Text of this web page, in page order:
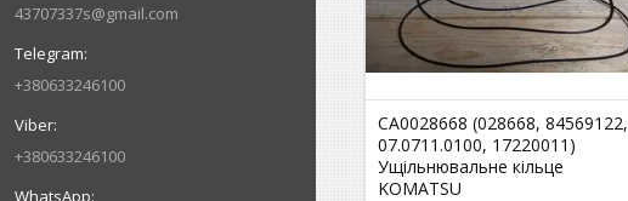
43707337s@gmail.com
+380633246100
+380633246100
CA0028668 (028668, 84569122,
07.0711.0100, 17220011)
Ущільнювальне кільце
KOMATSU